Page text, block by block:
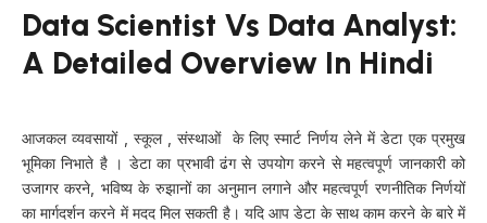
Data Scientist Vs Data Analyst:
A Detailed Overview In Hindi
आजकल व्यवसायों , स्कूल , संस्थाओं के लिए स्मार्ट निर्णय लेने में डेटा एक प्रमुख
भूमिका निभाते है । डेटा का प्रभावी ढंग से उपयोग करने से महत्वपूर्ण जानकारी को
उजागर करने, भविष्य के रुझानों का अनुमान लगाने और महत्वपूर्ण रणनीतिक निर्णयों
का मार्गदर्शन करने में मदद मिल सकती है। यदि आप डेटा के साथ काम करने के बारे में